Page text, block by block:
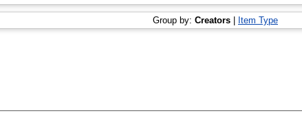
Group by: Creators | Item Type